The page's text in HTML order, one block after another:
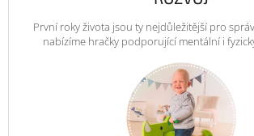
První roky života jsou ty nejdůležitější pro
nabízíme hračky podporující mentální i